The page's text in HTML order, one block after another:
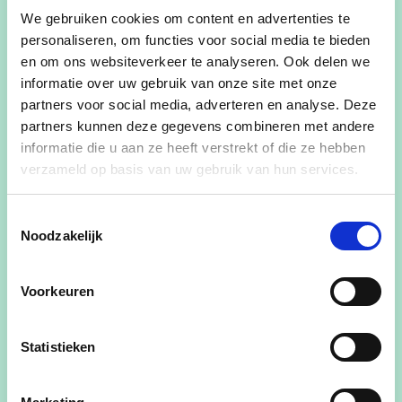
We gebruiken cookies om content en advertenties te
personaliseren, om functies voor social media te bieden
en om ons websiteverkeer te analyseren. Ook delen we
informatie over uw gebruik van onze site met onze
partners voor social media, adverteren en analyse. Deze
partners kunnen deze gegevens combineren met andere
informatie die u aan ze heeft verstrekt of die ze hebben
verzameld op basis van uw gebruik van hun services.
Noodzakelijk
Voorkeuren
Statistieken
De Vlaamse Waterweg nv en de
partnergemeenten zullen een
samenwerkingsovereenkomst afsluiten om het
vervolgtraject op te starten. In 2024 zal De
Vlaamse Waterweg nv het voorkeurstracé
technisch verder uitwerken. Op basis van dit
Nadat het definitieve ontwerp afgewerkt is, zal in
2025 de vergunning aangevraagd worden. Als
alles goed gaat kan vanaf 2026 gestart worden
Het project zorgt voor een positief effect op de